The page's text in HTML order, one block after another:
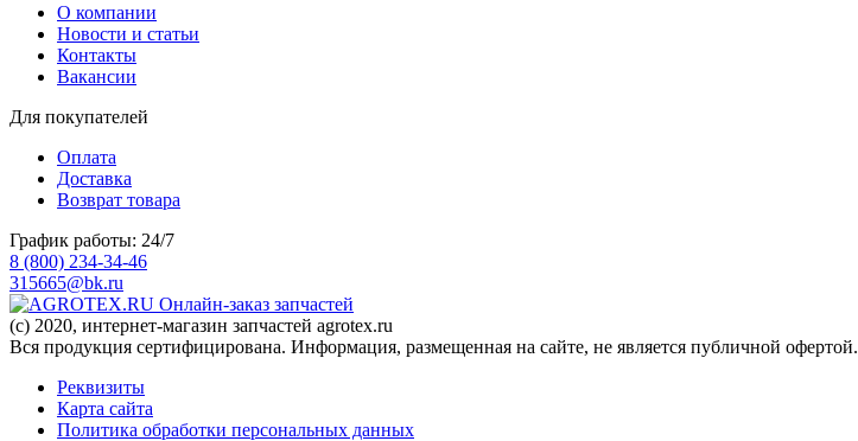
О компании
Новости и статьи
Контакты
Вакансии
Для покупателей
Оплата
Доставка
Возврат товара
График работы: 24/7
8 (800) 234-34-46
315665@bk.ru
Онлайн-заказ запчастей
(c) 2020, интернет-магазин запчастей agrotex.ru
Вся продукция сертифицирована. Информация, размещенная на сайте, не является публичной офертой.
Реквизиты
Карта сайта
Политика обработки персональных данных